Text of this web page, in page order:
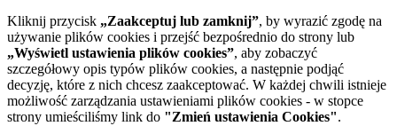
Kliknij przycisk „Zaakceptuj lub zamknij”, by wyrazić zgodę na
używanie plików cookies i przejść bezpośrednio do strony lub
„Wyświetl ustawienia plików cookies”, aby zobaczyć
szczegółowy opis typów plików cookies, a następnie podjąć
decyzję, które z nich chcesz zaakceptować. W każdej chwili istnieje
możliwość zarządzania ustawieniami plików cookies - w stopce
strony umieściliśmy link do "Zmień ustawienia Cookies".